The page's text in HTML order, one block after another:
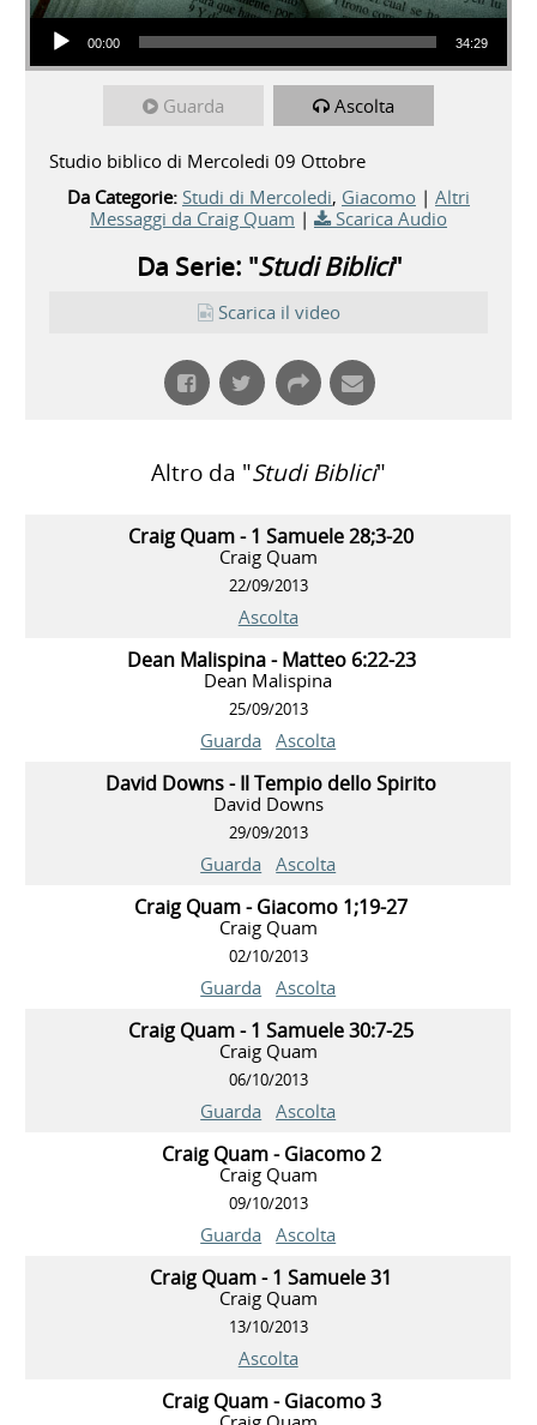
Audio Player
00:00 34:29
Guarda Ascolta
Studio biblico di Mercoledi 09 Ottobre
Da Categorie: Studi di Mercoledi, Giacomo | Altri
Messaggi da Craig Quam | Scarica Audio
Da Serie: "Studi Biblici"
Scarica il video
Altro da "Studi Biblici"
Craig Quam - 1 Samuele 28;3-20
Craig Quam
22/09/2013
Ascolta
Dean Malispina - Matteo 6:22-23
Dean Malispina
25/09/2013
Guarda Ascolta
David Downs - Il Tempio dello Spirito
David Downs
29/09/2013
Guarda Ascolta
Craig Quam - Giacomo 1;19-27
Craig Quam
02/10/2013
Guarda Ascolta
Craig Quam - 1 Samuele 30:7-25
Craig Quam
06/10/2013
Guarda Ascolta
Craig Quam - Giacomo 2
Craig Quam
09/10/2013
Guarda Ascolta
Craig Quam - 1 Samuele 31
Craig Quam
13/10/2013
Ascolta
Craig Quam - Giacomo 3